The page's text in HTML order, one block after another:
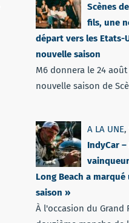
Scènes
fils, une
départ vers les
nouvelle saison
M6 donnera le 24
nouvelle saison de
A LA UNE,
IndyCar
Long Beach a
saison »
À l'occasion du Grand